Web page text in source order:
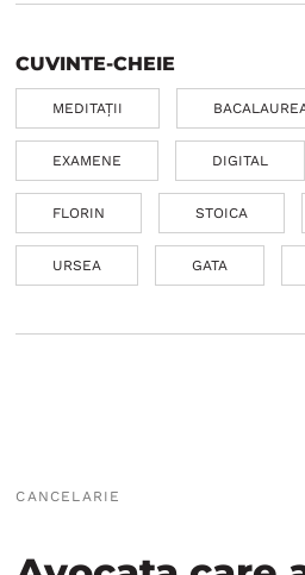
CUVINTE-CHEIE
MEDITAȚII
EXAMENE DIGITAL
FLORIN STOICA
URSEA GATA
CANCELARIE